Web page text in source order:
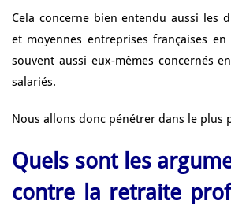
Cela concerne bien entendu aussi les
et moyennes entreprises françaises
souvent aussi eux-mêmes concernés
salariés.
Nous allons donc pénétrer dans le plus
Quels sont les
contre la retraite